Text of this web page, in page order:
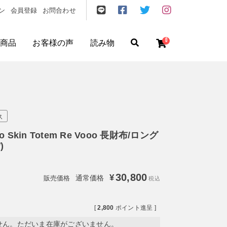
会員登録 お問合わせ
品 お客様の声 読み物
円
0
Skin Totem Re Vooo 長財布/ロング
通常価格 ¥30,800 税込
[ 2,800 ポイント進呈 ]
。ただいま在庫がございません。